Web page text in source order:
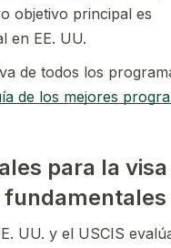
objetivo principal es
en EE. UU.
de todos los
de los mejores
para la
UU. y el USCIS